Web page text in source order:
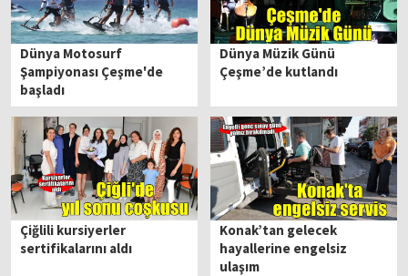
Dünya Motosurf
Şampiyonası Çeşme'de
başladı
Dünya Müzik Günü
Çeşme’de kutlandı
Çiğlili kursiyerler
sertifikalarını aldı
Konak’tan gelecek
hayallerine engelsiz
ulaşım